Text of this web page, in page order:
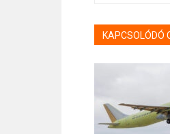
KAPCSOLÓDÓ